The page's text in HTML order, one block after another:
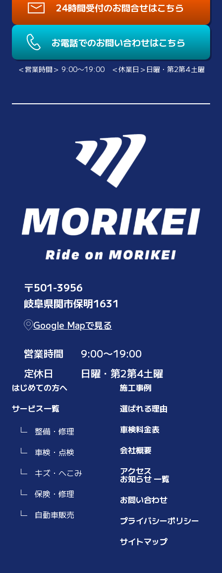
24時間受付のお問合せはこちら
お電話でのお問い合わせはこちら
＜営業時間＞ 9:00〜19:00 ＜休業日＞日曜・第2第4土曜
〒501-3956
岐阜県関市保明1631
Google Mapで見る
営業時間
9:00〜19:00
定休日
日曜・第2第4土曜
はじめての方へ
サービス一覧
整備・修理
車検・点検
キズ・へこみ
保険・修理
自動車販売
施工事例
選ばれる理由
車検料金表
会社概要
アクセス
お知らせ 一覧
お問い合わせ
プライバシーポリシー
サイトマップ